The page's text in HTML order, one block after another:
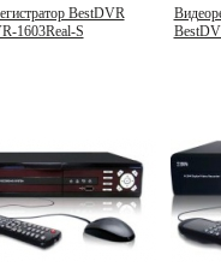
BestDVR
1603Real-S